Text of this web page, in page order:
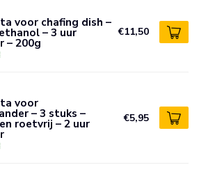
voor chafing dish –
– 3 uur
– 200g
€11,50
voor
– 3 stuks –
roetvrij – 2 uur €5,95